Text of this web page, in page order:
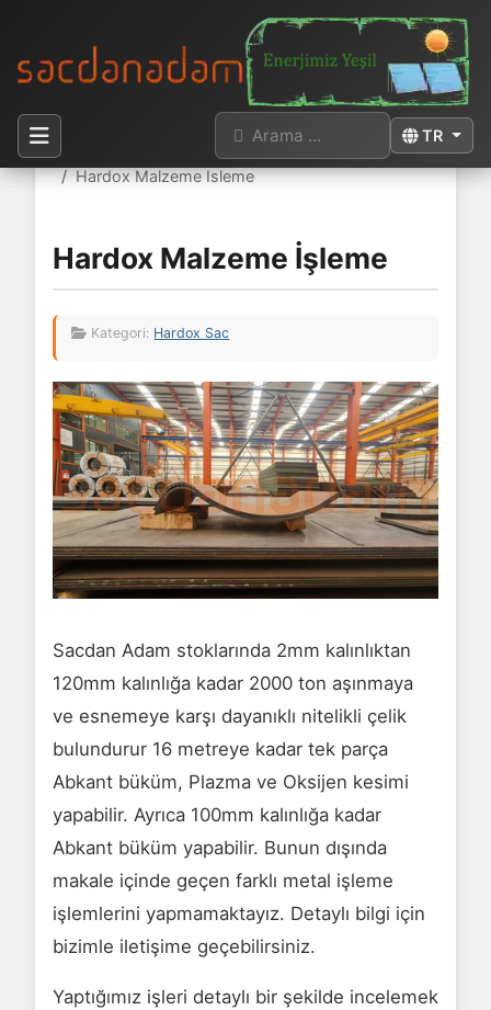
Dilinizi seçin
TR
Arama
Buradasınız:
Geri Dönüşüm
Hardox Malzeme Isleme
Hardox Malzeme İşleme
Kategori: Hardox Sac
Sacdan Adam stoklarında 2mm kalınlıktan
120mm kalınlığa kadar 2000 ton aşınmaya
ve esnemeye karşı dayanıklı nitelikli çelik
bulundurur 16 metreye kadar tek parça
Abkant büküm, Plazma ve Oksijen kesimi
yapabilir. Ayrıca 100mm kalınlığa kadar
Abkant büküm yapabilir. Bunun dışında
makale içinde geçen farklı metal işleme
işlemlerini yapmamaktayız. Detaylı bilgi için
bizimle iletişime geçebilirsiniz.
Yaptığımız işleri detaylı bir şekilde incelemek